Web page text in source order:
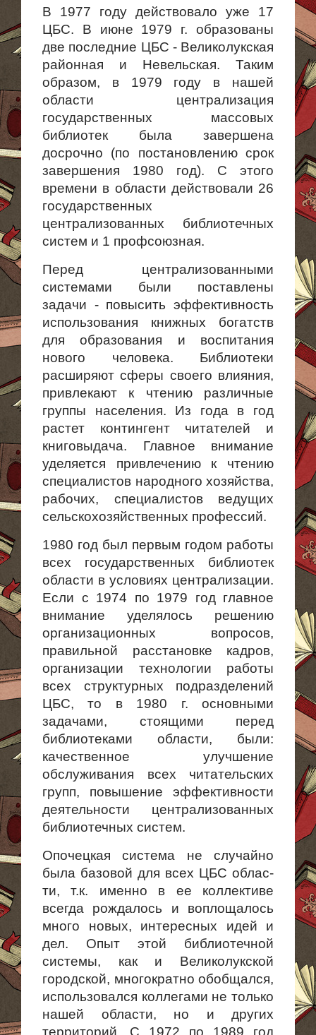
В 1977 году действовало уже 17
ЦБС. В июне 1979 г. образованы
две последние ЦБС - Великолукская
районная и Невельская. Таким
образом, в 1979 году в нашей
области централизация
государственных массовых
библиотек была завершена
досрочно (по постановлению срок
завершения 1980 год). С этого
времени в области действовали 26
государственных
централизованных библиотечных
систем и 1 профсоюзная.
Перед централизованными
системами были поставлены
задачи - повысить эффективность
использования книжных богатств
для образования и воспитания
нового человека. Библиотеки
расширяют сферы своего влияния,
привлекают к чтению различные
группы населения. Из года в год
растет контингент читателей и
книговыдача. Главное внимание
уделяется привлечению к чтению
специалистов народного хозяйства,
рабочих, специалистов ведущих
сельскохозяйственных профессий.
1980 год был первым годом работы
всех государственных библиотек
области в условиях централизации.
Если с 1974 по 1979 год главное
внимание уделялось решению
организационных вопросов,
правильной расста­новке кадров,
организации технологии работы
всех структурных подраз­делений
ЦБС, то в 1980 г. основными
задачами, стоящими перед
библиотеками области, были:
качественное улучшение
обслуживания всех читательских
групп, повышение эффективности
деятельности централизованных
библиотечных систем.
Опочецкая система не случайно
была базовой для всех ЦБС облас­
ти, т.к. именно в ее коллективе
всегда рождалось и воплощалось
много новых, интересных идей и
дел. Опыт этой библиотечной
системы, как и Великолукской
городской, многократно обобщался,
использовался коллегами не только
нашей области, но и других
территорий. С 1972 по 1989 год